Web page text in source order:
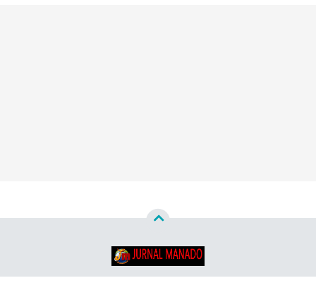
Copyright ©2026Jurnal Manado - Santun & Terpercaya™